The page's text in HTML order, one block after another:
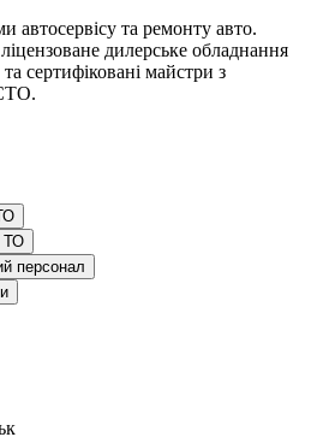
автосервісу та ремонту авто.
дилерське обладнання
сертифіковані майстри з
ТО
персонал